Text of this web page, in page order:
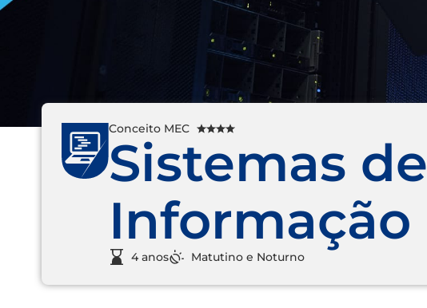
Conceito MEC
Sistemas de
Informação
4 anos Matutino e Noturno